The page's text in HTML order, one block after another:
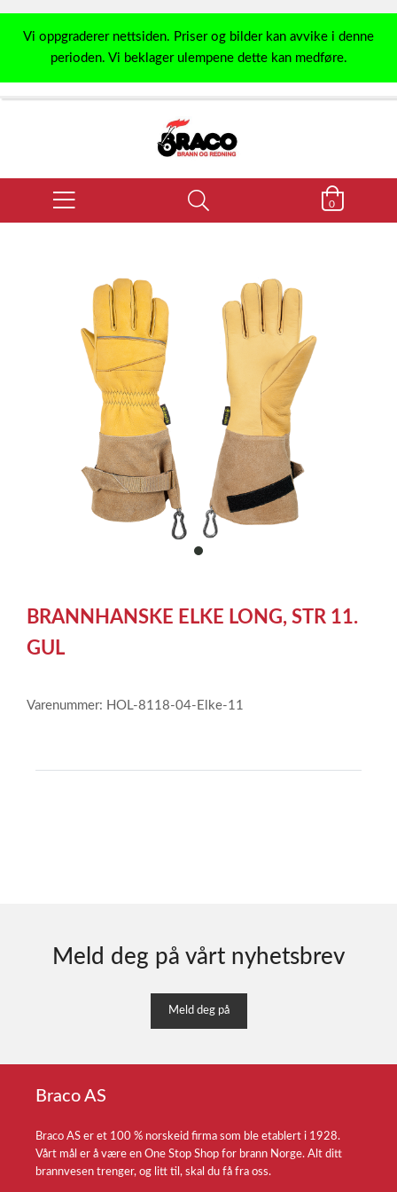
Vi oppgraderer nettsiden. Priser og bilder kan avvike i denne
perioden. Vi beklager ulempene dette kan medføre.
0
item
of
1
BRANNHANSKE ELKE LONG, STR 11.
GUL
Varenummer: HOL-8118-04-Elke-11
Meld deg på vårt nyhetsbrev
Meld deg på
Braco AS
Braco AS er et 100 % norskeid firma som ble etablert i 1928.
Vårt mål er å være en One Stop Shop for brann Norge. Alt ditt
brannvesen trenger, og litt til, skal du få fra oss.